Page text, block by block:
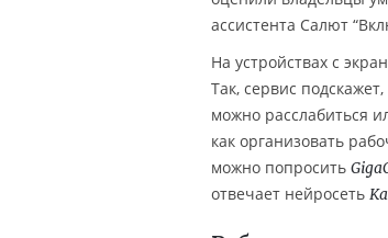
ассистента Салют
На устройствах с
Так, сервис
можно расслабиться
как организовать
можно попросить
отвечает нейросеть